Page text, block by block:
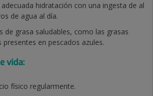
hidratación con una ingesta de al
de agua al día.
de grasa saludables, como las grasas
presentes en pescados azules.
vida:
físico regularmente.